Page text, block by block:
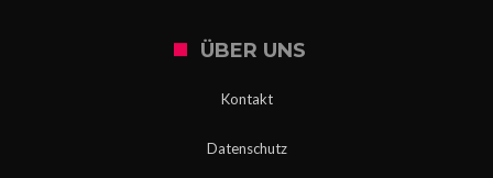
ÜBER UNS
Kontakt
Datenschutz